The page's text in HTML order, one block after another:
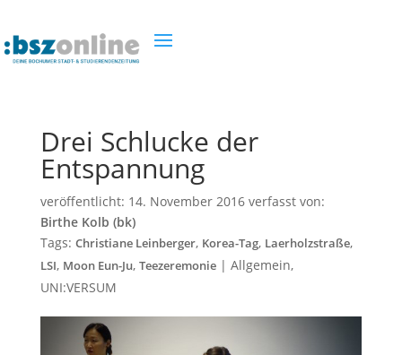
Drei Schlucke der
Entspannung
veröffentlicht: 14. November 2016verfasst von:
Birthe Kolb (bk)
Tags: Christiane Leinberger, Korea-Tag, Laerholzstraße,
LSI, Moon Eun-Ju, Teezeremonie| Allgemein,
UNI:VERSUM